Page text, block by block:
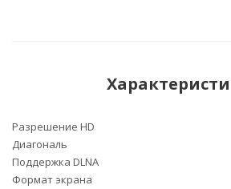
Разрешение HD
Диагональ
Поддержка DLNA
Формат экрана